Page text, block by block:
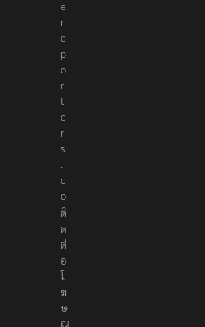
t
h
e
r
e
p
o
r
t
e
r
s
.
c
o
ติ
ด
ต่
อ
โ